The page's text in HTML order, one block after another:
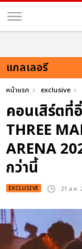
แกลเลอรี
หน้าแรก exclusive
คอนเสิร์ตที่
THREE
ARENA
กว่านี้
EXCLUSIVE : 21 ส.ค.